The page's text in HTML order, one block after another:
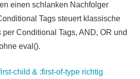
einen schlanken Nachfolger
Tags steuert klassische
Conditional Tags, AND, OR und
eval().
child & :first-of-type richtig